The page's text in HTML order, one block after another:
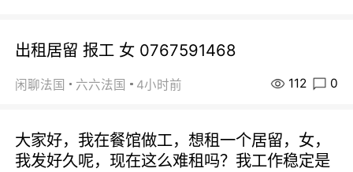
出租居留 报工 女 0767591468
闲聊法国 六六法国 4小时前 112 0
大家好，我在餐馆做工，想租一个居留，女，
我发好久呢，现在这么难租吗？我工作稳定是